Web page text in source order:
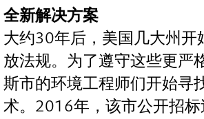
全新解决方案
大约30年后，美国几大州开
放法规。为了遵守这些更严
斯市的环境工程师们开始寻
术。2016年，该市公开招标